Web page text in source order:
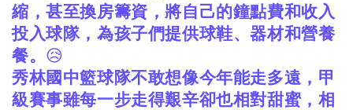
縮，甚至換房籌資，將自己的鐘點費和收入
投入球隊，為孩子們提供球鞋、器材和營養
餐。 😥
秀林國中籃球隊不敢想像今年能走多遠，甲
級賽事雖每一步走得艱辛卻也相對甜蜜，相